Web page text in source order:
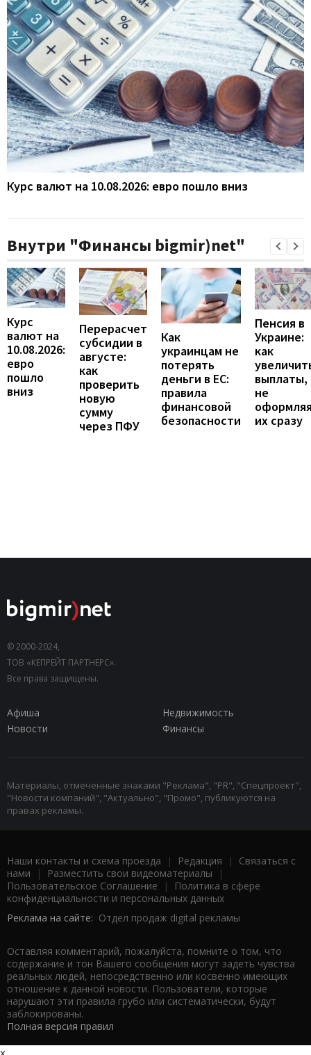
Курс валют на 10.08.2026: евро пошло вниз
Внутри "Финансы bigmir)net"
Курс
валют на
10.08.2026:
евро
пошло
вниз
Перерасчет
субсидии в
августе:
как
проверить
новую
сумму
через ПФУ
Как
украинцам не
потерять
деньги в ЕС:
правила
финансовой
безопасности
Пенсия в
Украине:
как
выплаты,
не
их сразу
© 2000-2024,
ТОВ «КЕПРЕЙТ ПАРТНЕРС».
Все права защищены.
Афиша
Недвижимость
Новости
Финансы
Материалы, отмеченные знаками "Реклама", "PR", "Спецпроект",
"Новости компаний", "Актуально", "Промо", публикуются на
правах рекламы.
Наши контакты и схема проезда | Редакция | Связаться с
нами | Разместить свои видеоматериалы |
Пользовательское Соглашение |
Политика в сфере
конфиденциальности и персональных данных
Реклама на сайте: Отдел продаж digital рекламы
Оставляя комментарий, пожалуйста, помните о том, что
содержание и тон Вашего сообщения могут задеть чувства
реальных людей, непосредственно или косвенно имеющих
отношение к данной новости. Пользователи, которые
нарушают эти правила грубо или систематически, будут
заблокированы.
Полная версия правил
x